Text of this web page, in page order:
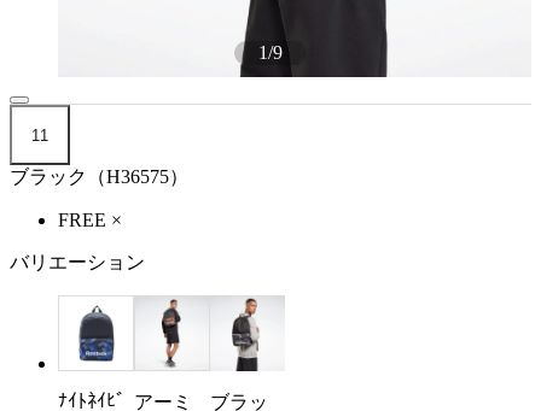
1/9
11
ブラック（H36575）
FREE ×
バリエーション
ﾅｲﾄﾈｲﾋﾞ
アーミ
ブラッ